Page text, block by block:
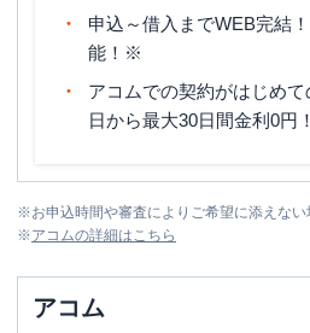
申込～借入までWEB完結
能！※
アコムでの契約がはじめ
日から最大30日間金利0円！
※お申込時間や審査によりご希望に添えない
※アコムの詳細はこちら
アコム